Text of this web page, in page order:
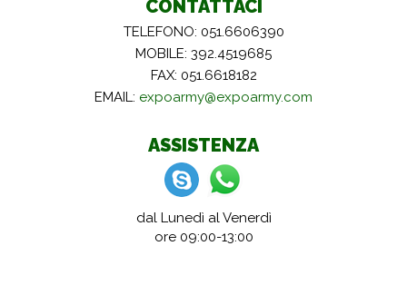
CONTATTACI
TELEFONO: 051.6606390
MOBILE: 392.4519685
FAX: 051.6618182
EMAIL: expoarmy@expoarmy.com
ASSISTENZA
dal Lunedì al Venerdì
ore 09:00-13:00